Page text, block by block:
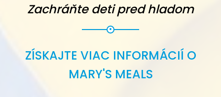
Zachráňte deti pred hladom
ZÍSKAJTE VIAC INFORMÁCIÍ O
MARY'S MEALS